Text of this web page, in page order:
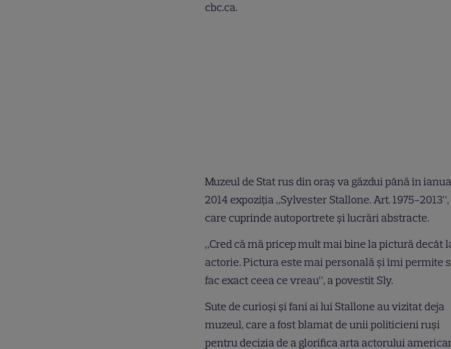
cbc.ca.
Muzeul de Stat rus din oraş va găzdui până în
2014 expoziţia „Sylvester Stallone. Art. 1975-2013”,
care cuprinde autoportrete şi lucrări abstracte.
„Cred că mă pricep mult mai bine la pictură decât
actorie. Pictura este mai personală şi îmi permite
fac exact ceea ce vreau”, a povestit Sly.
Sute de curioşi şi fani ai lui Stallone au vizitat deja
muzeul, care a fost blamat de unii politicieni ruşi
pentru decizia de a glorifica arta actorului